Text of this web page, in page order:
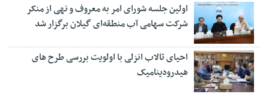
اولین جلسه شورای امر به معروف و نهی از منکر
شرکت سهامی آب منطقه‌ای گیلان برگزار شد
احیای تالاب انزلی با اولویت بررسی طرح های
هیدرودینامیک